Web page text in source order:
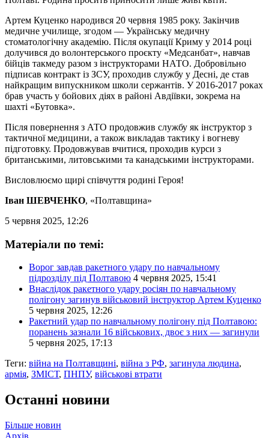
Артем Куценко народився 20 червня 1985 року. Закінчив
медичне училище, згодом — Українську медичну
стоматологічну академію. Після окупації Криму у 2014 році
долучився до волонтерського проєкту «Медсанбат», навчав
бійців такмеду разом з інструкторами НАТО. Добровільно
підписав контракт із ЗСУ, проходив службу у Десні, де став
найкращим випускником школи сержантів. У 2016-2017 роках
брав участь у бойових діях в районі Авдіївки, зокрема на
шахті «Бутовка».
Після повернення з АТО продовжив службу як інструктор з
тактичної медицини, а також викладав тактику і вогневу
підготовку. Продовжував вчитися, проходив курси з
британськими, литовськими та канадськими інструкторами.
Висловлюємо щирі співчуття родині Героя!
Іван ШЕВЧЕНКО, «Полтавщина»
5 червня 2025, 12:26
Матеріали по темі:
Ворог завдав ракетного удару по навчальному
підрозділу під Полтавою 4 червня 2025, 15:41
Внаслідок ракетного удару росіян по навчальному
полігону загинув військовий інструктор Артем Куценко
5 червня 2025, 12:26
Ракетний удар по навчальному полігону під Полтавою:
поранень зазнали 16 військових, двоє з них — загинули
5 червня 2025, 17:13
Теги: війна на Полтавщині, війна з РФ, загинула людина,
армія, ЗМІСТ, ПНПУ, військові втрати
Останні новини
Більше новин
Архів